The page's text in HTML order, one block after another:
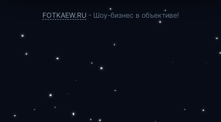
FOTKAEW.RU - Шоу-бизнес в объективе!